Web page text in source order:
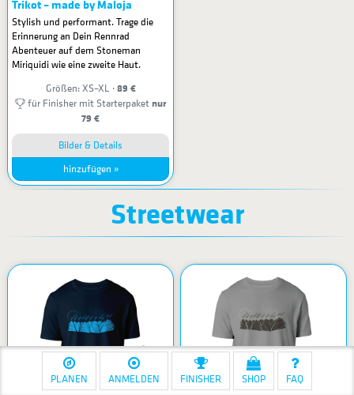
Trikot – made by Maloja
Stylish und performant. Trage die
Erinnerung an Dein Rennrad
Abenteuer auf dem Stoneman
Miriquidi wie eine zweite Haut.
Größen: XS–XL ·89 €
für Finisher mit Starterpaketnur
79 €
Bilder & Details
hinzufügen »
Streetwear
PLANEN ANMELDEN FINISHER SHOP FAQ